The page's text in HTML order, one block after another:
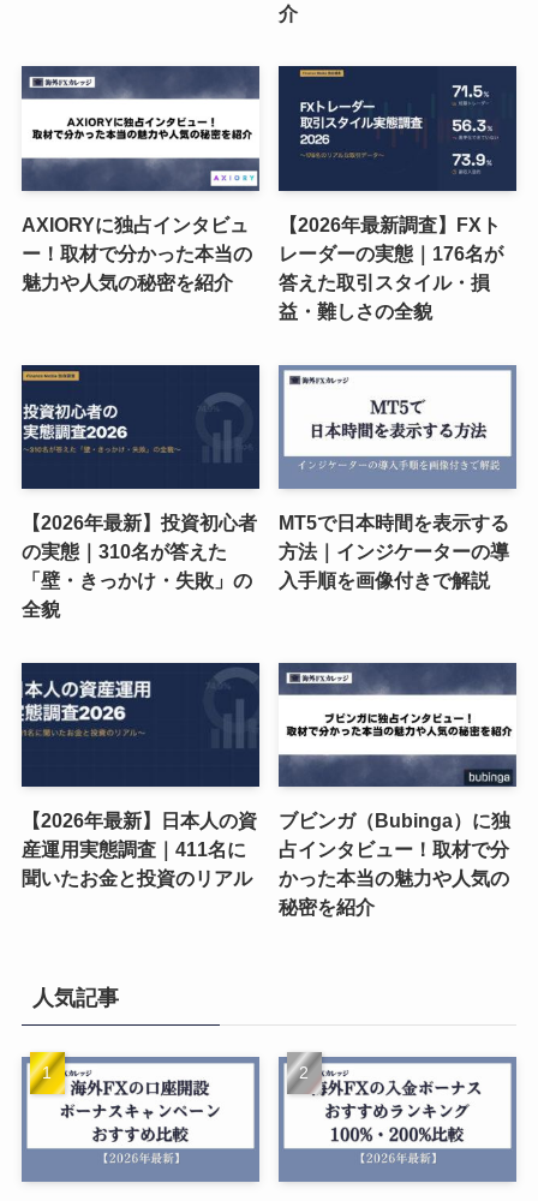
介
AXIORYに独占インタビュ
ー！取材で分かった本当の
魅力や人気の秘密を紹介
【2026年最新調査】FXト
レーダーの実態｜176名が
答えた取引スタイル・損
益・難しさの全貌
【2026年最新】投資初心者
の実態｜310名が答えた
「壁・きっかけ・失敗」の
全貌
MT5で日本時間を表示する
方法｜インジケーターの導
入手順を画像付きで解説
【2026年最新】日本人の資
産運用実態調査｜411名に
聞いたお金と投資のリアル
ブビンガ（Bubinga）に独
占インタビュー！取材で分
かった本当の魅力や人気の
秘密を紹介
人気記事